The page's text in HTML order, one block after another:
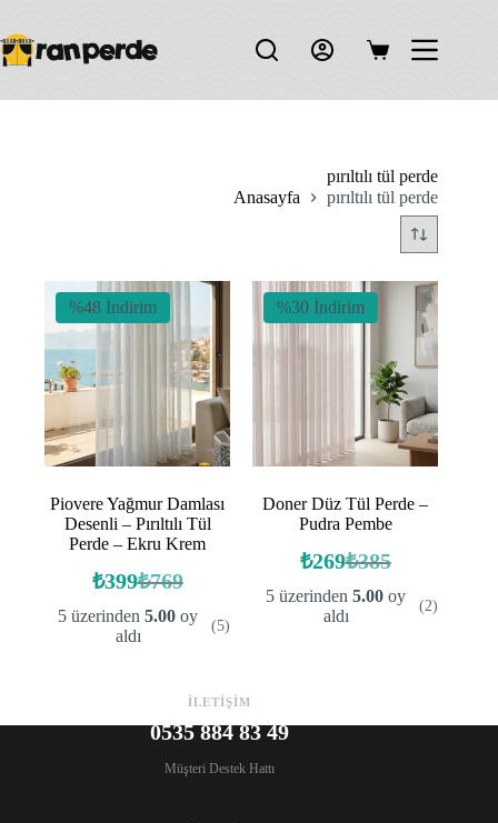
content
Shopping
pırıltılı tül perde
Anasayfa
pırıltılı tül perde
%48 İndirim
Piovere Yağmur Damlası
Desenli – Pırıltılı Tül
Perde – Ekru Krem
₺769
Orijinal
fiyat:
₺769.
₺399Şu
andaki
fiyat:
5 üzerinden5.00 oy
aldı
(5)
%30 İndirim
Doner Düz Tül Perde –
Pudra Pembe
₺385
Orijinal
fiyat:
₺385.
₺269Şu
andaki
fiyat:
5 üzerinden5.00 oy
aldı
(2)
İLETİŞİM
0535 884 83 49
Müşteri Destek Hattı